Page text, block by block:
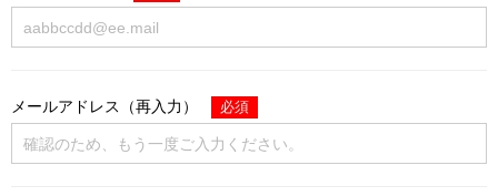
メールアドレス（再入力） 必須